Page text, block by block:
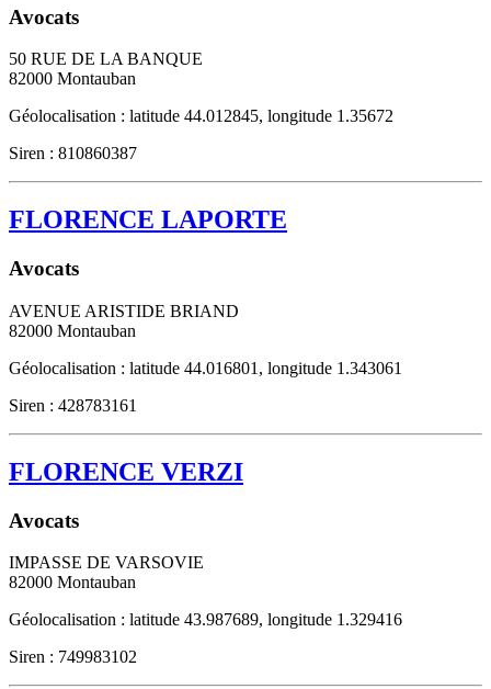
Avocats
50 RUE DE LA BANQUE
82000 Montauban
Géolocalisation : latitude 44.012845, longitude 1.35672
Siren : 810860387
FLORENCE LAPORTE
Avocats
AVENUE ARISTIDE BRIAND
82000 Montauban
Géolocalisation : latitude 44.016801, longitude 1.343061
Siren : 428783161
FLORENCE VERZI
Avocats
IMPASSE DE VARSOVIE
82000 Montauban
Géolocalisation : latitude 43.987689, longitude 1.329416
Siren : 749983102